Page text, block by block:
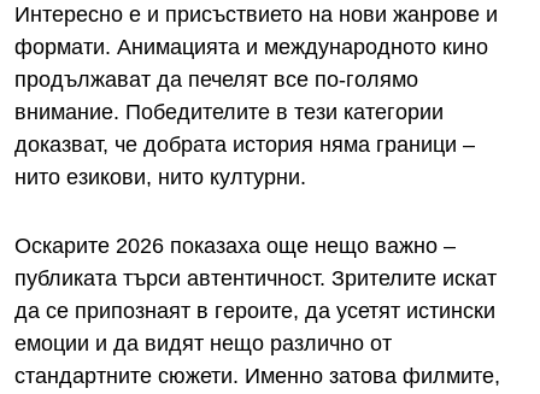
Интересно е и присъствието на нови жанрове и
формати. Анимацията и международното кино
продължават да печелят все по-голямо
внимание. Победителите в тези категории
доказват, че добрата история няма граници –
нито езикови, нито културни.
Оскарите 2026 показаха още нещо важно –
публиката търси автентичност. Зрителите искат
да се припознаят в героите, да усетят истински
емоции и да видят нещо различно от
стандартните сюжети. Именно затова филмите,